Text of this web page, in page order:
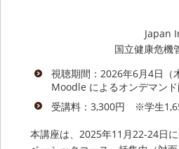
Japan
国立健康危機
視聴期間：2026年6月4日（
Moodle によるオンデマン
受講料：3,300円 ※学生
本講座は、2025年11月22-24日